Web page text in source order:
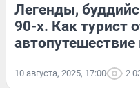
Легенды,
90-х. Как турист
10 августа, 2025, 17:00 2